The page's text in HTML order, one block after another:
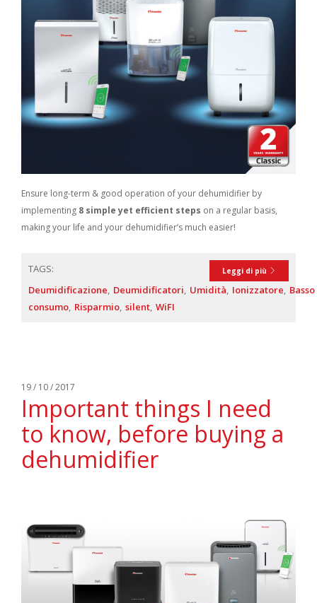
Ensure long-term & good operation of your dehumidifier by
implementing 8 simple yet efficient steps on a regular basis,
making your life and your dehumidifier’s much easier!
Leggi di più
TAGS:
Deumidificazione Deumidificatori Umidità Ionizzatore Basso
consumo Risparmio silent WiFI
19 / 10 / 2017
Important things I need
to know, before buying a
dehumidifier